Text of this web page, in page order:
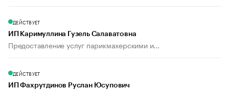
ДЕЙСТВУЕТ
ИП Каримуллина Гузель Салаватовна
Предоставление услуг парикмахерскими и...
ДЕЙСТВУЕТ
ИП Фахрутдинов Руслан Юсупович